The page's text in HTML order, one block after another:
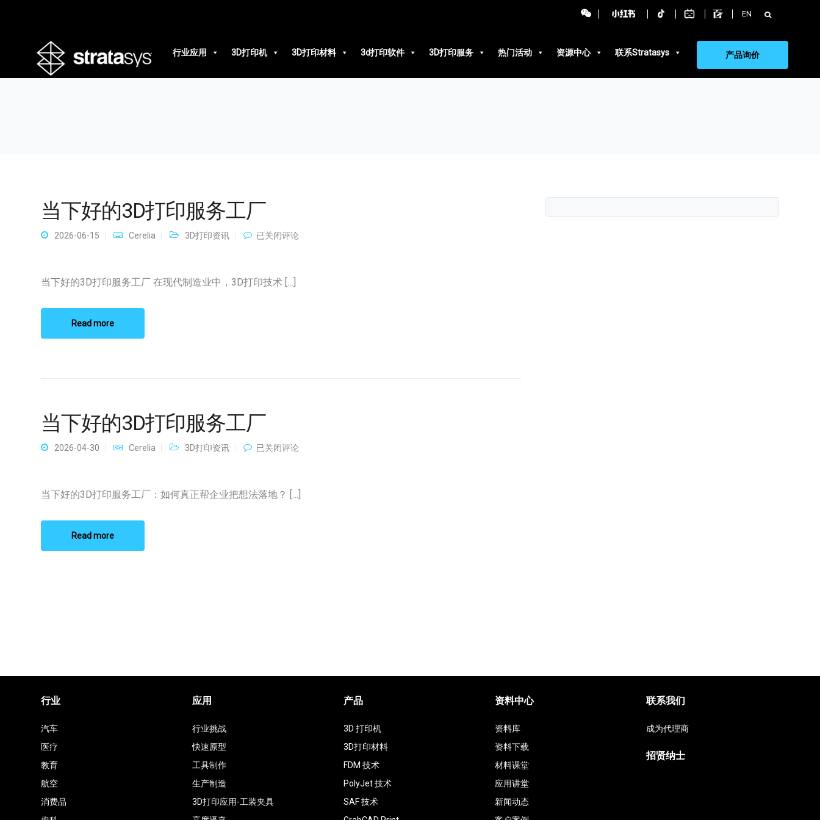
EN 搜
索：
行业应用
3D打印机 3D打印材料 3d打印软件 3D打印服务 热门活动 资源中心 联系Stratasys 产品询价
当下好的3D打印服务工厂
2026-06-15 Cerelia 3D打印资讯
当
3D
打
已关闭评论
当下好的3D打印服务工厂 在现代制造业中，3D打印技术 […]
Read more
当下好的3D打印服务工厂
2026-04-30 Cerelia 3D打印资讯
当
3D
打
已关闭评论
当下好的3D打印服务工厂：如何真正帮企业把想法落地？ […]
Read more
行业
汽车
医疗
教育
航空
消费品
应用
行业挑战
快速原型
工具制作
生产制造
3D打印应用-工装夹具
产品
3D 打印机
3D打印材料
FDM 技术
PolyJet 技术
SAF 技术
资料中心
资料库
资料下载
材料课堂
应用讲堂
新闻动态
联系我们
成为代理商
招贤纳士